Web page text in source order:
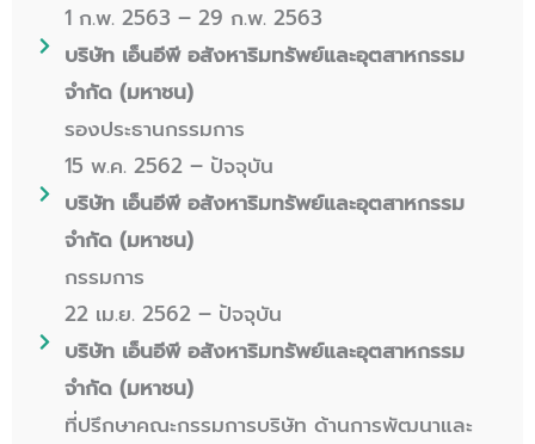
1 ก.พ. 2563 – 29 ก.พ. 2563
บริษัท เอ็นอีพี อสังหาริมทรัพย์และอุตสาหกรรม
จำกัด (มหาชน)
รองประธานกรรมการ
15 พ.ค. 2562 – ปัจจุบัน
บริษัท เอ็นอีพี อสังหาริมทรัพย์และอุตสาหกรรม
จำกัด (มหาชน)
กรรมการ
22 เม.ย. 2562 – ปัจจุบัน
บริษัท เอ็นอีพี อสังหาริมทรัพย์และอุตสาหกรรม
จำกัด (มหาชน)
ที่ปรึกษาคณะกรรมการบริษัท ด้านการพัฒนาและ